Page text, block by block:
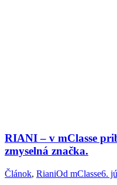
RIANI – v mClasse
zmyselná značka.
Článok, RianiOd mClasse6.